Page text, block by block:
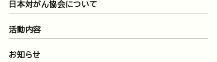
日本対がん協会について
活動内容
お知らせ